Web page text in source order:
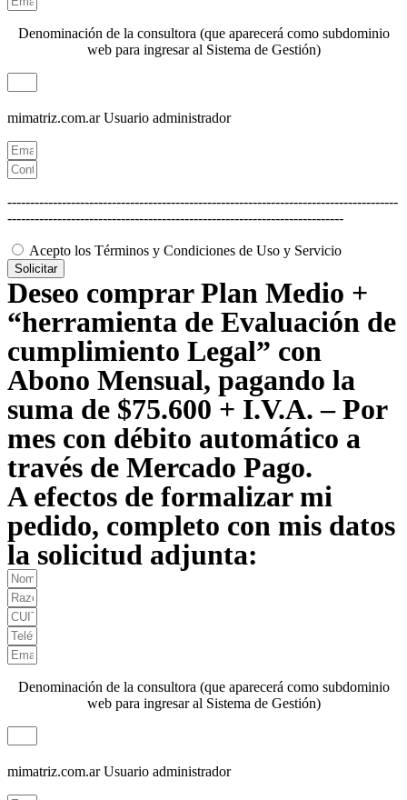
Denominación de la consultora (que aparecerá como subdominio
web para ingresar al Sistema de Gestión)
mimatriz.com.ar Usuario administrador
--------------------------------------------------------------------------------------
--------------------------------------------------------------------------
Acepto los Términos y Condiciones de Uso y Servicio
Solicitar
Deseo comprar Plan Medio +
“herramienta de Evaluación de
cumplimiento Legal” con
Abono Mensual, pagando la
suma de $75.600 + I.V.A. – Por
mes con débito automático a
través de Mercado Pago.
A efectos de formalizar mi
pedido, completo con mis datos
la solicitud adjunta:
Denominación de la consultora (que aparecerá como subdominio
web para ingresar al Sistema de Gestión)
mimatriz.com.ar Usuario administrador